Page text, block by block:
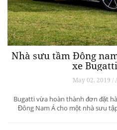
Nhà sưu tầm Đông
xe
May 02, 2019 /
Bugatti vừa hoàn thành đơn đặt
Đông Nam Á cho một nhà sưu